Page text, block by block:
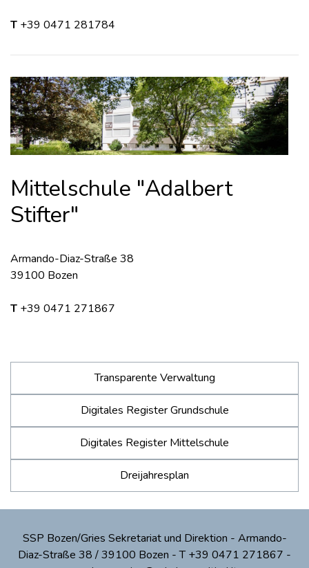
T +39 0471 281784
Mittelschule "Adalbert
Stifter"
Armando-Diaz-Straße 38
39100 Bozen
T +39 0471 271867
Transparente Verwaltung
Digitales Register Grundschule
Digitales Register Mittelschule
Dreijahresplan
SSP Bozen/Gries Sekretariat und Direktion - Armando-
Diaz-Straße 38 / 39100 Bozen - T +39 0471 271867 -